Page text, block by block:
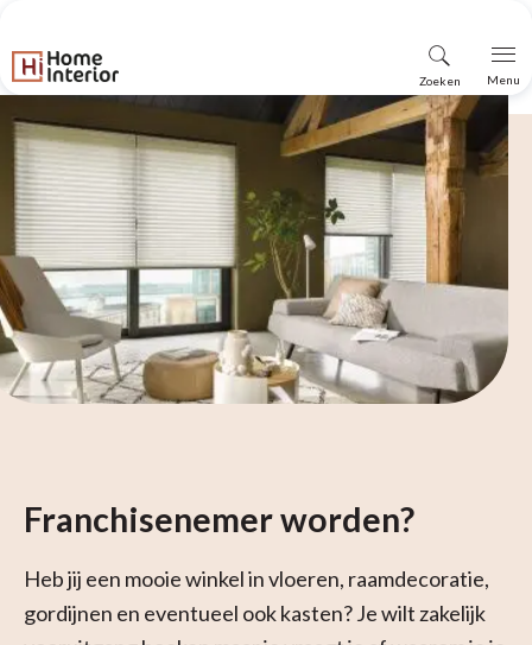
Zoeken Menu
Franchisenemer worden?
Heb jij een mooie winkel in vloeren, raamdecoratie,
gordijnen en eventueel ook kasten? Je wilt zakelijk